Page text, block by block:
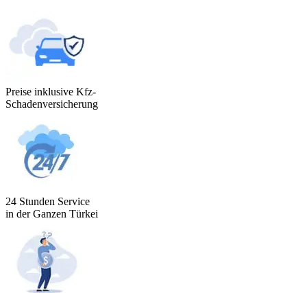
Preise inklusive Kfz-
Schadenversicherung
24 Stunden Service
in der Ganzen Türkei